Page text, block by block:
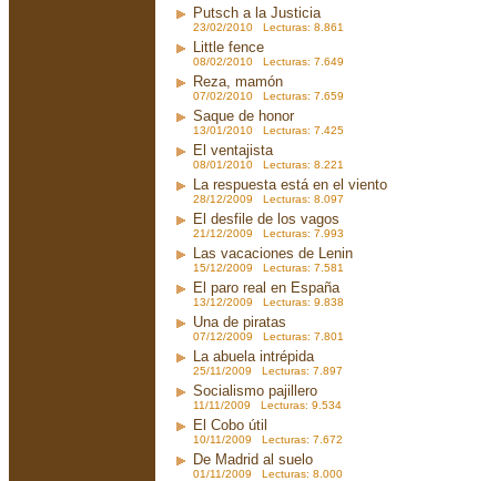
Putsch a la Justicia
23/02/2010 Lecturas: 8.861
Little fence
08/02/2010 Lecturas: 7.649
Reza, mamón
07/02/2010 Lecturas: 7.659
Saque de honor
13/01/2010 Lecturas: 7.425
El ventajista
08/01/2010 Lecturas: 8.221
La respuesta está en el viento
28/12/2009 Lecturas: 8.097
El desfile de los vagos
21/12/2009 Lecturas: 7.993
Las vacaciones de Lenin
15/12/2009 Lecturas: 7.581
El paro real en España
13/12/2009 Lecturas: 9.838
Una de piratas
07/12/2009 Lecturas: 7.801
La abuela intrépida
25/11/2009 Lecturas: 7.897
Socialismo pajillero
11/11/2009 Lecturas: 9.534
El Cobo útil
10/11/2009 Lecturas: 7.672
De Madrid al suelo
01/11/2009 Lecturas: 8.000